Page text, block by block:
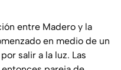
entre Madero y la
en medio de un
salir a la luz. Las